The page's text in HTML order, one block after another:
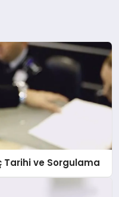
Tarihi ve Sorgulama